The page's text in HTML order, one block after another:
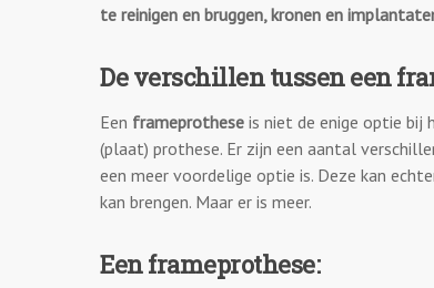
te reinigen en bruggen, kronen en
De verschillen tussen een
Een frameprothese is niet de enige optie bij
(plaat) prothese. Er zijn een aantal
een meer voordelige optie is. Deze kan
kan brengen. Maar er is meer.
Een frameprothese: